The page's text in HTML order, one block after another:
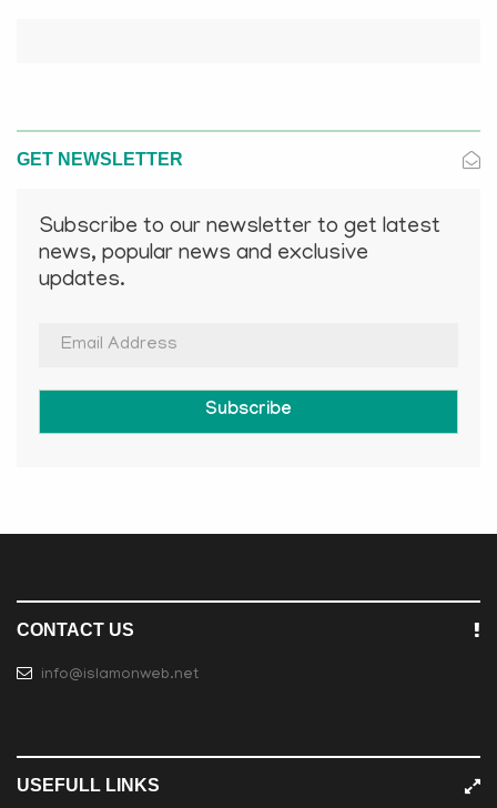
GET NEWSLETTER
Subscribe to our newsletter to get latest
news, popular news and exclusive
updates.
Subscribe
CONTACT US
info@islamonweb.net
USEFULL LINKS